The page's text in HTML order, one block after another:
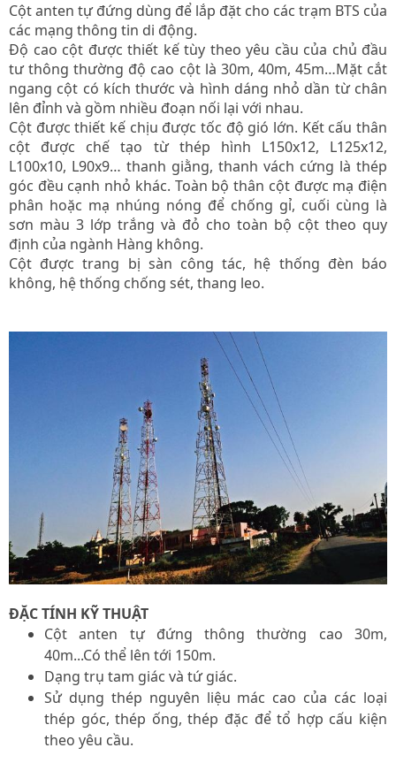
Cột anten tự đứng dùng để lắp đặt cho các trạm BTS của
các mạng thông tin di động.
Độ cao cột được thiết kế tùy theo yêu cầu của chủ đầu
tư thông thường độ cao cột là 30m, 40m, 45m…Mặt cắt
ngang cột có kích thước và hình dáng nhỏ dần từ chân
lên đỉnh và gồm nhiều đoạn nối lại với nhau.
Cột được thiết kế chịu được tốc độ gió lớn. Kết cấu thân
cột được chế tạo từ thép hình L150x12, L125x12,
L100x10, L90x9… thanh giằng, thanh vách cứng là thép
góc đều cạnh nhỏ khác. Toàn bộ thân cột được mạ điện
phân hoặc mạ nhúng nóng để chống gỉ, cuối cùng là
sơn màu 3 lớp trắng và đỏ cho toàn bộ cột theo quy
định của ngành Hàng không.
Cột được trang bị sàn công tác, hệ thống đèn báo
không, hệ thống chống sét, thang leo.
ĐẶC TÍNH KỸ THUẬT
Cột anten tự đứng thông thường cao 30m,
40m...Có thể lên tới 150m.
Dạng trụ tam giác và tứ giác.
Sử dụng thép nguyên liệu mác cao của các loại
thép góc, thép ống, thép đặc để tổ hợp cấu kiện
theo yêu cầu.